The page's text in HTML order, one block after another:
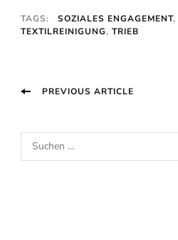
TAGS: SOZIALES ENGAGEMENT,
TEXTILREINIGUNG, TRIEB
PostPREVIOUS ARTICLE
u